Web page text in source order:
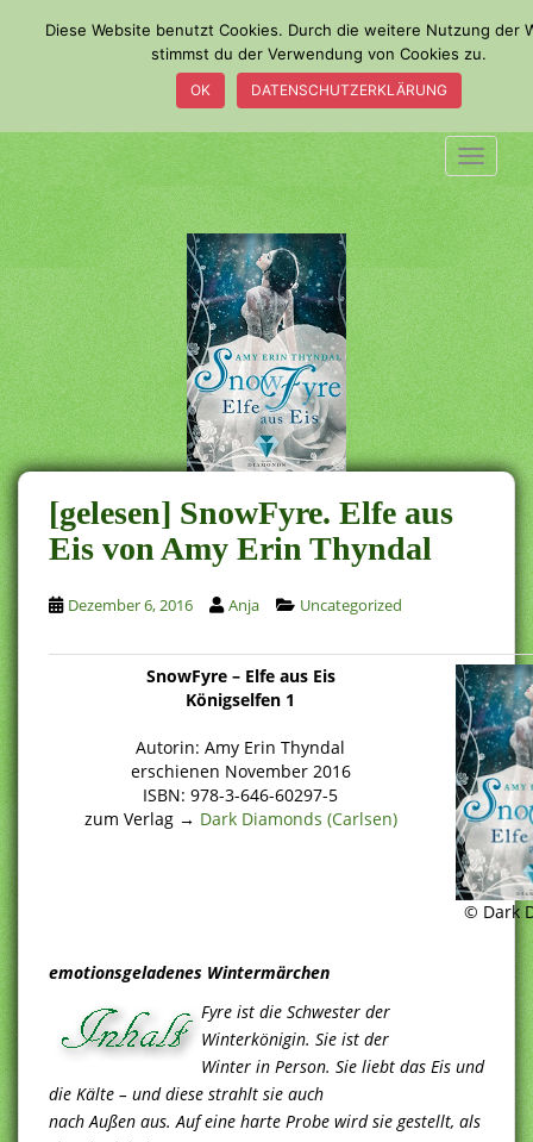
m
a
i
n
c
o
n
t
e
n
t
[gelesen] SnowFyre. Elfe aus
Eis von Amy Erin Thyndal
Dezember 6, 2016 Anja Uncategorized
SnowFyre – Elfe aus Eis
Königselfen 1
Autorin: Amy Erin Thyndal
erschienen November 2016
ISBN: 978-3-646-60297-5
zum Verlag → Dark Diamonds (Carlsen)
© Dark
emotionsgeladenes Wintermärchen
Fyre ist die Schwester der
Winterkönigin. Sie ist der
Winter in Person. Sie liebt das Eis und
die Kälte – und diese strahlt sie auch
nach Außen aus. Auf eine harte Probe wird sie gestellt, als
Diese Website benutzt Cookies. Durch die weitere Nutzung der
stimmst du der Verwendung von Cookies zu.
OK DATENSCHUTZERKLÄRUNG